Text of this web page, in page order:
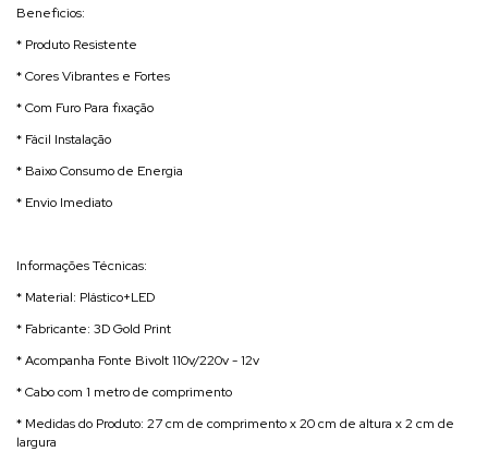
Beneficios:
* Produto Resistente
* Cores Vibrantes e Fortes
* Com Furo Para fixação
* Fácil Instalação
* Baixo Consumo de Energia
* Envio Imediato
Informações Técnicas:
* Material: Plástico+LED
* Fabricante: 3D Gold Print
* Acompanha Fonte Bivolt 110v/220v - 12v
* Cabo com 1 metro de comprimento
* Medidas do Produto: 27 cm de comprimento x 20 cm de altura x 2 cm de
largura